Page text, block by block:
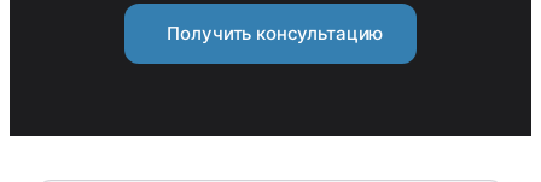
Получить консультацию